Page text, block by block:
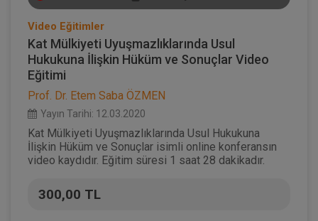
Video Eğitimler
Kat Mülkiyeti Uyuşmazlıklarında Usul
Hukukuna İlişkin Hüküm ve Sonuçlar Video
Eğitimi
Prof. Dr. Etem Saba ÖZMEN
Yayın Tarihi: 12.03.2020
Kat Mülkiyeti Uyuşmazlıklarında Usul Hukukuna
İlişkin Hüküm ve Sonuçlar isimli online konferansın
video kaydıdır. Eğitim süresi 1 saat 28 dakikadır.
300,00 TL